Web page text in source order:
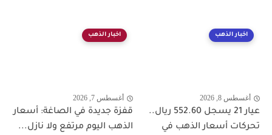
اخبار الذهب
أغسطس 8, 2026
عيار 21 يسجل 552.60 ريال..
تحركات أسعار الذهب في
اخبار الذهب
أغسطس 7, 2026
قفزة جديدة في الصاغة: أسعار
الذهب اليوم مرتفع ولا نازل...